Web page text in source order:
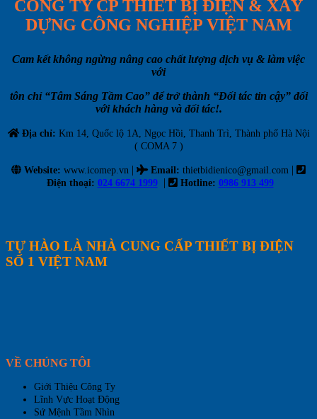
CÔNG TY CP THIẾT BỊ ĐIỆN & XÂY
DỰNG CÔNG NGHIỆP VIỆT NAM
Cam kết không ngừng nâng cao chất lượng dịch vụ & làm việc
với
tôn chỉ “Tâm Sáng Tầm Cao” để trở thành “Đối tác tin cậy” đối
với khách hàng và đối tác!.
Địa chỉ: Km 14, Quốc lộ 1A, Ngọc Hồi, Thanh Trì, Thành phố Hà Nội
( COMA 7 )
Website: www.icomep.vn | Email: thietbidienico@gmail.com |
Điện thoại: 024 6674 1999 | Hotline: 0986 913 499
TỰ HÀO LÀ NHÀ CUNG CẤP THIẾT BỊ ĐIỆN
SỐ 1 VIỆT NAM
VỀ CHÚNG TÔI
Giới Thiệu Công Ty
Lĩnh Vực Hoạt Động
Sứ Mệnh Tầm Nhìn